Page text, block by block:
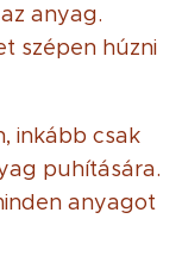
anyag.
szépen húzni
inkább csak
puhítására.
anyagot